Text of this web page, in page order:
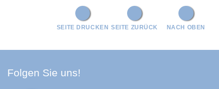
NACH OBEN
SEITE ZURÜCK
SEITE DRUCKEN
Folgen Sie uns!